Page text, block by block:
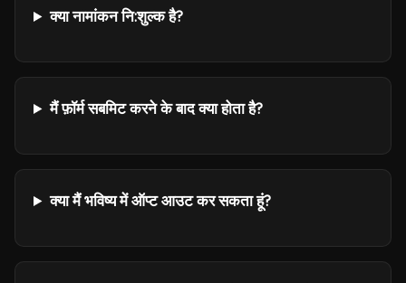
क्या नामांकन नि:शुल्क है?
मैं फ़ॉर्म सबमिट करने के बाद क्या होता है?
क्या मैं भविष्य में ऑप्ट आउट कर सकता हूं?